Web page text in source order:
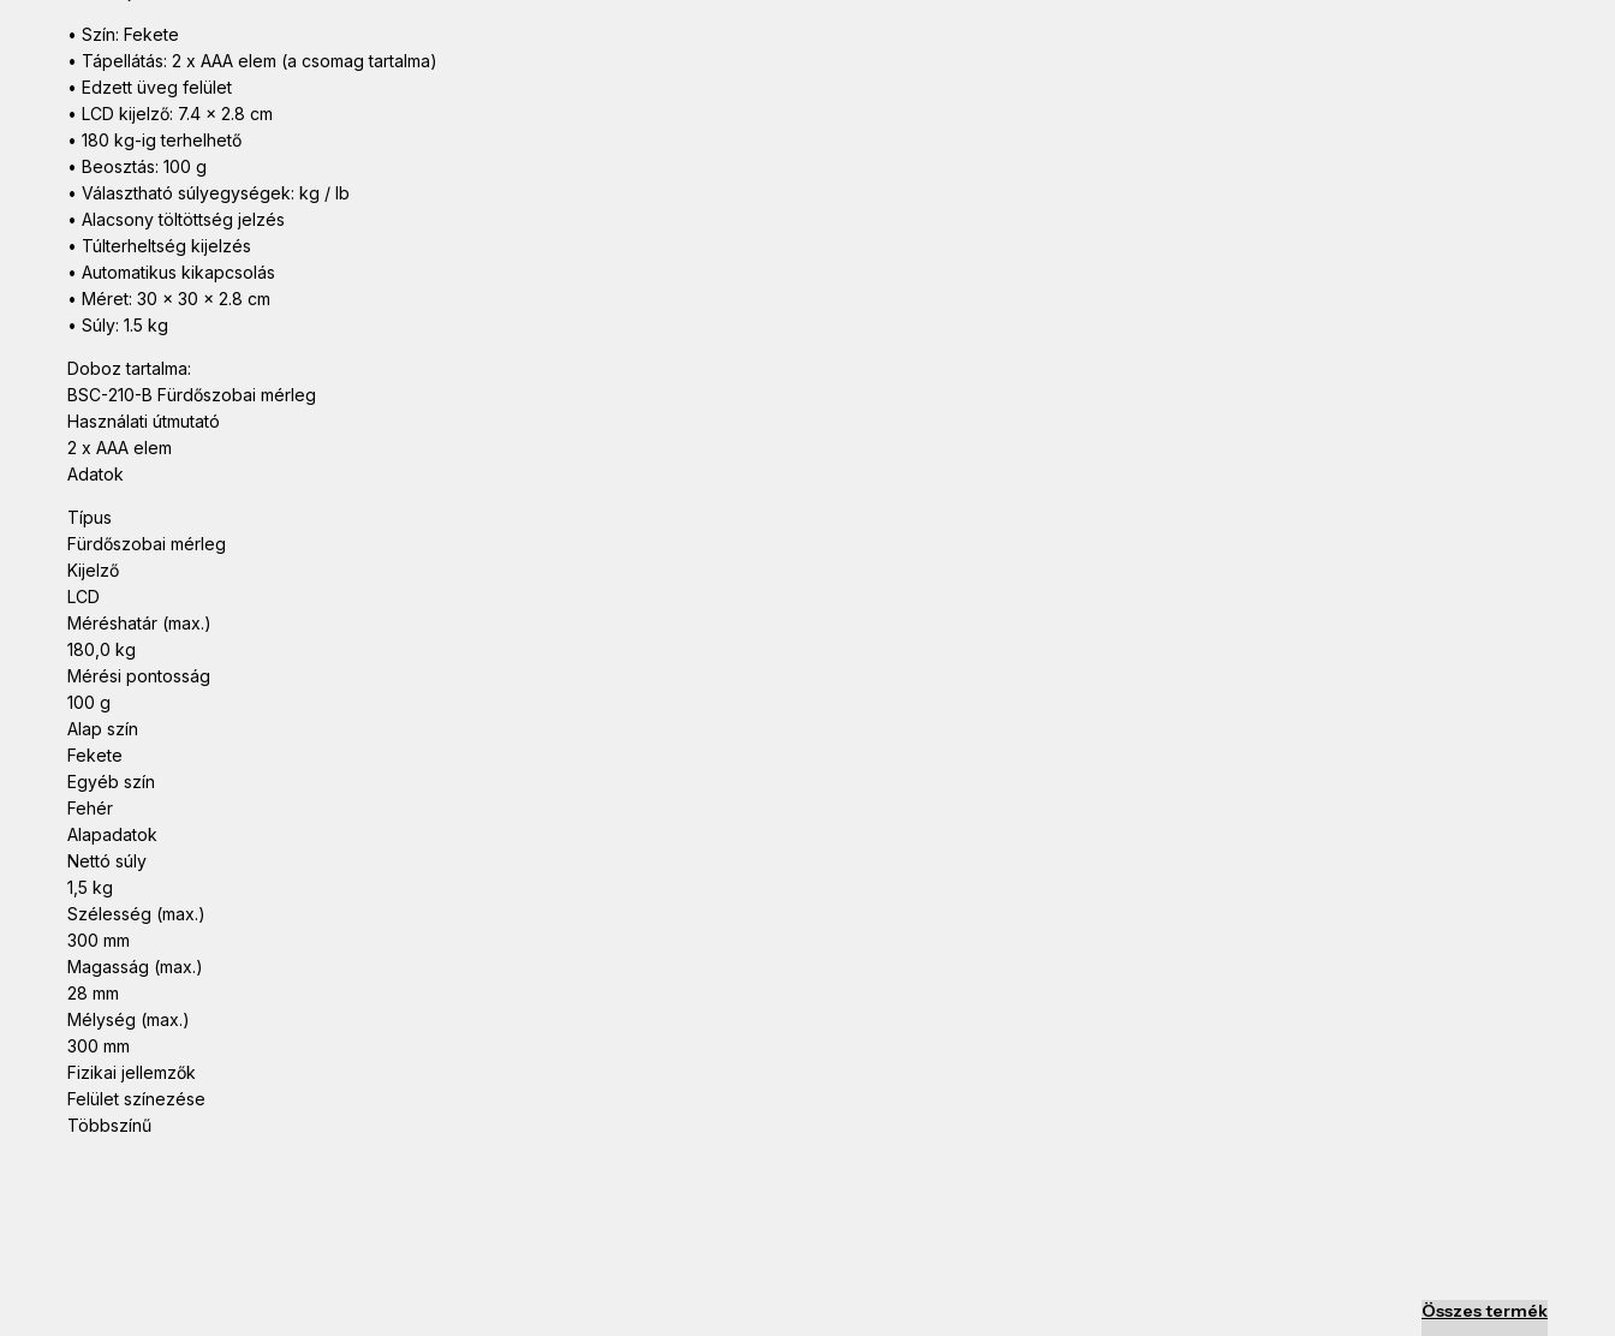
• Szín: Fekete
• Tápellátás: 2 x AAA elem (a csomag tartalma)
• Edzett üveg felület
• LCD kijelző: 7.4 x 2.8 cm
• 180 kg-ig terhelhető
• Beosztás: 100 g
• Választható súlyegységek: kg / lb
• Alacsony töltöttség jelzés
• Túlterheltség kijelzés
• Automatikus kikapcsolás
• Méret: 30 x 30 x 2.8 cm
• Súly: 1.5 kg
Doboz tartalma:
BSC-210-B Fürdőszobai mérleg
Használati útmutató
2 x AAA elem
Adatok
Típus
Fürdőszobai mérleg
Kijelző
LCD
Méréshatár (max.)
180,0 kg
Mérési pontosság
100 g
Alap szín
Fekete
Egyéb szín
Fehér
Alapadatok
Nettó súly
1,5 kg
Szélesség (max.)
300 mm
Magasság (max.)
28 mm
Mélység (max.)
300 mm
Fizikai jellemzők
Felület színezése
Többszínű
Összes termék